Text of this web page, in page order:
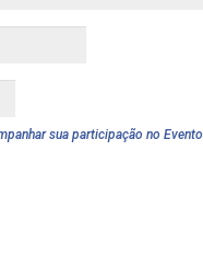
sua participação no Evento